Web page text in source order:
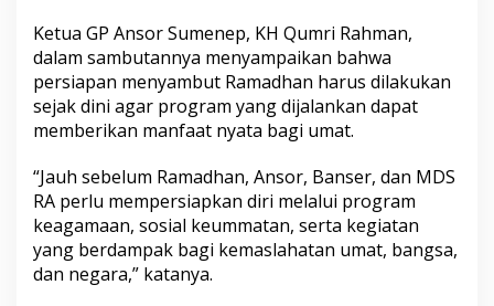
Ketua GP Ansor Sumenep, KH Qumri Rahman,
dalam sambutannya menyampaikan bahwa
persiapan menyambut Ramadhan harus dilakukan
sejak dini agar program yang dijalankan dapat
memberikan manfaat nyata bagi umat.
“Jauh sebelum Ramadhan, Ansor, Banser, dan MDS
RA perlu mempersiapkan diri melalui program
keagamaan, sosial keummatan, serta kegiatan
yang berdampak bagi kemaslahatan umat, bangsa,
dan negara,” katanya.